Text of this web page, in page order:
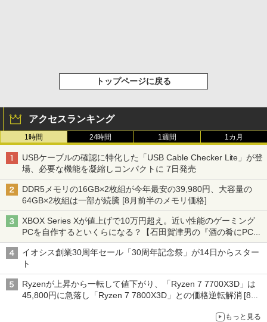
トップページに戻る
アクセスランキング
1時間 24時間 1週間 1カ月
USBケーブルの確認に特化した「USB Cable Checker Lite」が登
場、必要な機能を凝縮しコンパクトに 7日発売
DDR5メモリの16GB×2枚組が今年最安の39,980円、大容量の
64GB×2枚組は一部が続騰 [8月前半のメモリ価格]
XBOX Series Xが値上げで10万円超え。近い性能のゲーミング
PCを自作するといくらになる？【石田賀津男の『酒の肴にPCゲ
ーム』】
イオシス創業30周年セール「30周年記念祭」が14日からスター
ト
Ryzenが上昇から一転して値下がり、「Ryzen 7 7700X3D」は
45,800円に急落し「Ryzen 7 7800X3D」との価格逆転解消 [8月
もっと見る